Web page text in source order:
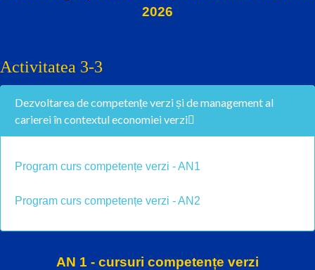
2026
Activitatea 3-3
Dezvoltarea de competențe verzi și de management al
carierei în contextul economiei verzi
Program curs competențe verzi - AN1
Program curs competențe verzi - AN2
AN 1 - cursuri competențe verzi